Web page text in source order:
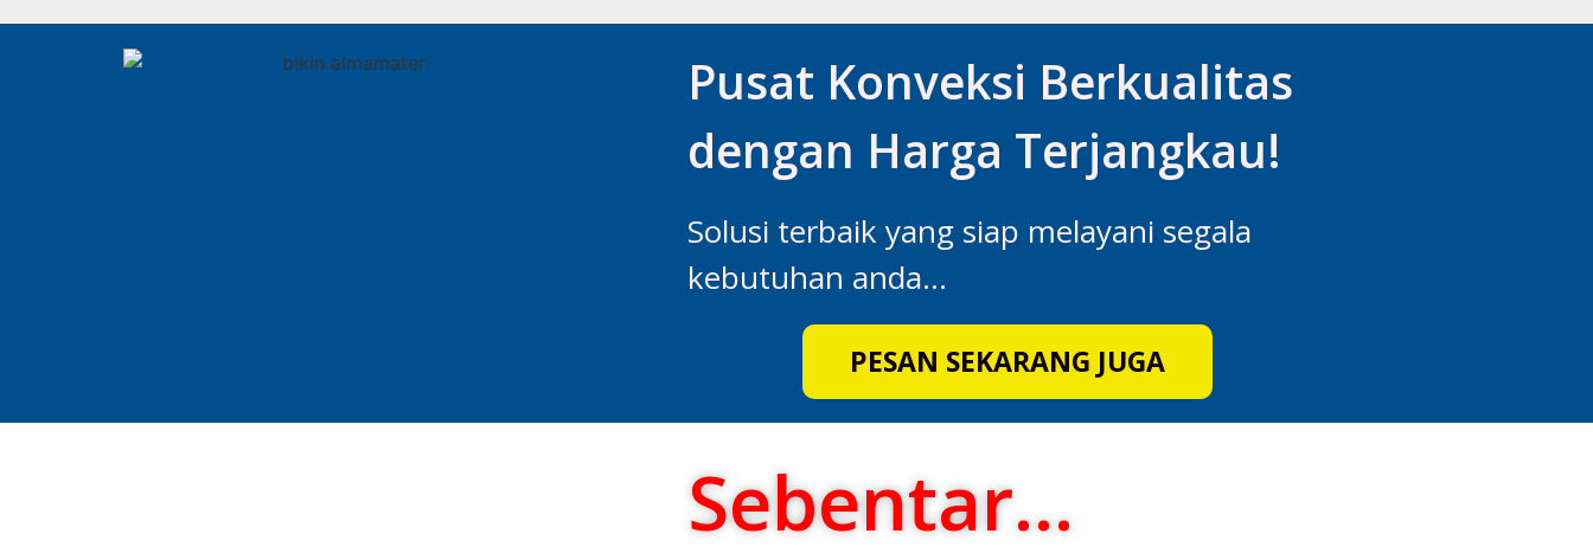
Pusat Konveksi Berkualitas
dengan Harga Terjangkau!
Solusi terbaik yang siap melayani segala
kebutuhan anda...
PESAN SEKARANG JUGA
Sebentar...